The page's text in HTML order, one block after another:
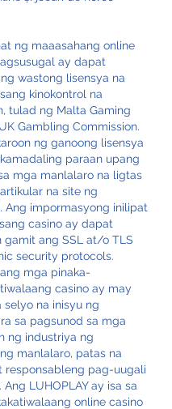
ng maaasahang online
ay dapat
wastong lisensya na
kinokontrol na
tulad ng Malta Gaming
Gambling Commission.
ng ganoong lisensya
paraan upang
mga manlalaro na ligtas
na site ng
Ang impormasyong inilipat
casino ay dapat
gamit ang SSL at/o TLS
security protocols.
mga pinaka-
casino ay may
selyo na inisyu ng
sa pagsunod sa mga
ng industriya ng
manlalaro, patas na
responsableng pag-uugali
Ang LUHOPLAY ay isa sa
online casino